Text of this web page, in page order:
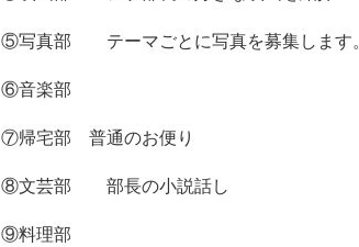
⑤写真部 テーマごとに写真を募集します。
⑥音楽部
⑦帰宅部 普通のお便り
⑧文芸部 部長の小説話し
⑨料理部